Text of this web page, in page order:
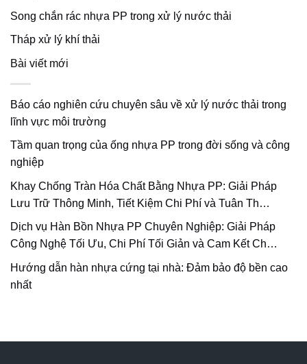
Song chắn rác nhựa PP trong xử lý nước thải
Tháp xử lý khí thải
Bài viết mới
Báo cáo nghiên cứu chuyên sâu về xử lý nước thải trong
lĩnh vực môi trường
Tầm quan trọng của ống nhựa PP trong đời sống và công
nghiệp
Khay Chống Tràn Hóa Chất Bằng Nhựa PP: Giải Pháp
Lưu Trữ Thông Minh, Tiết Kiệm Chi Phí và Tuân Th…
Dịch vụ Hàn Bồn Nhựa PP Chuyên Nghiệp: Giải Pháp
Công Nghệ Tối Ưu, Chi Phí Tối Giản và Cam Kết Ch…
Hướng dẫn hàn nhựa cứng tại nhà: Đảm bảo độ bền cao
nhất